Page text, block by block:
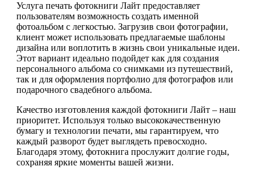
Услуга печать фотокниги Лайт предоставляет
пользователям возможность создать именной
фотоальбом с легкостью. Загрузив свои фотографии,
клиент может использовать предлагаемые шаблоны
дизайна или воплотить в жизнь свои уникальные идеи.
Этот вариант идеально подойдет как для создания
персонального альбома со снимками из путешествий,
так и для оформления портфолио для фотографов или
подарочного свадебного альбома.
Качество изготовления каждой фотокниги Лайт – наш
приоритет. Используя только высококачественную
бумагу и технологии печати, мы гарантируем, что
каждый разворот будет выглядеть превосходно.
Благодаря этому, фотокнига прослужит долгие годы,
сохраняя яркие моменты вашей жизни.